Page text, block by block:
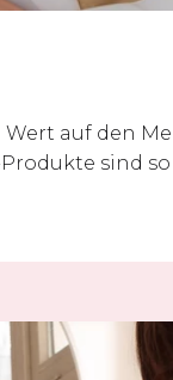
auf den
sind